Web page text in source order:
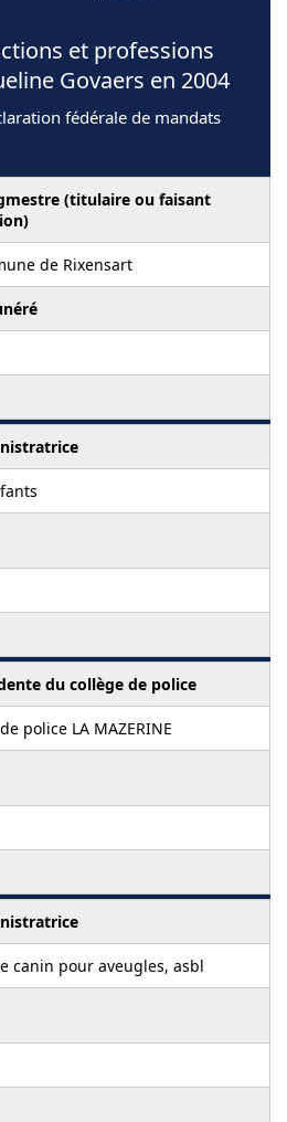
et professions
Govaers en 2004
fédérale de mandats
(titulaire ou faisant
de Rixensart
du collège de police
police LA MAZERINE
canin pour aveugles, asbl